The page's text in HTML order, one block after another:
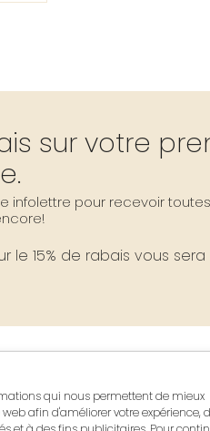
sur votre
infolettre pour recevoir
le 15% de rabais vous
sur Rendez-vous
qui nous permettent de mieux
afin d'améliorer votre expérience,